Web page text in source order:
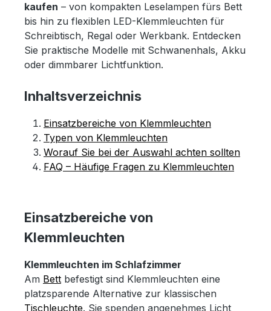
kaufen – von kompakten Leselampen fürs Bett
bis hin zu flexiblen LED-Klemmleuchten für
Schreibtisch, Regal oder Werkbank. Entdecken
Sie praktische Modelle mit Schwanenhals, Akku
oder dimmbarer Lichtfunktion.
Inhaltsverzeichnis
Einsatzbereiche von Klemmleuchten
Typen von Klemmleuchten
Worauf Sie bei der Auswahl achten sollten
FAQ – Häufige Fragen zu Klemmleuchten
Einsatzbereiche von
Klemmleuchten
Klemmleuchten im Schlafzimmer
Am Bett befestigt sind Klemmleuchten eine
platzsparende Alternative zur klassischen
Tischleuchte. Sie spenden angenehmes Licht